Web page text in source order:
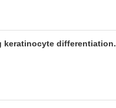
keratinocyte differentiation.